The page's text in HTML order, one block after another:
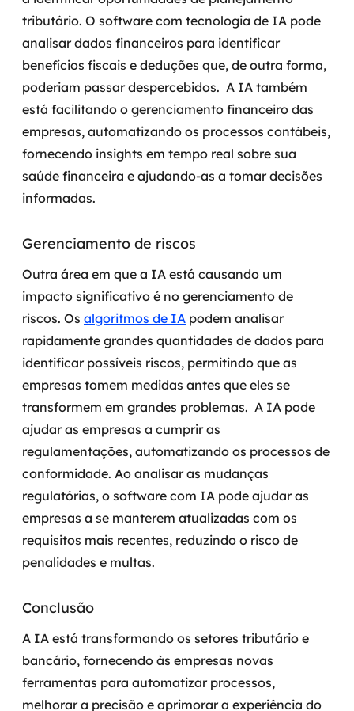
tributário. O software com tecnologia de IA pode
analisar dados financeiros para identificar
benefícios fiscais e deduções que, de outra forma,
poderiam passar despercebidos. A IA também
está facilitando o gerenciamento financeiro das
empresas, automatizando os processos contábeis,
fornecendo insights em tempo real sobre sua
saúde financeira e ajudando-as a tomar decisões
informadas.
Gerenciamento de riscos
Outra área em que a IA está causando um
impacto significativo é no gerenciamento de
riscos. Os algoritmos de IA podem analisar
rapidamente grandes quantidades de dados para
identificar possíveis riscos, permitindo que as
empresas tomem medidas antes que eles se
transformem em grandes problemas. A IA pode
ajudar as empresas a cumprir as
regulamentações, automatizando os processos de
conformidade. Ao analisar as mudanças
regulatórias, o software com IA pode ajudar as
empresas a se manterem atualizadas com os
requisitos mais recentes, reduzindo o risco de
penalidades e multas.
Conclusão
A IA está transformando os setores tributário e
bancário, fornecendo às empresas novas
ferramentas para automatizar processos,
melhorar a precisão e aprimorar a experiência do